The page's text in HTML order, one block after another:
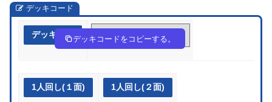
デッキコード
デッキ作成 LHnLgQ-WBNgGS-gNniLH
デッキコードをコピーする。
1人回し(１面) 1人回し(２面)